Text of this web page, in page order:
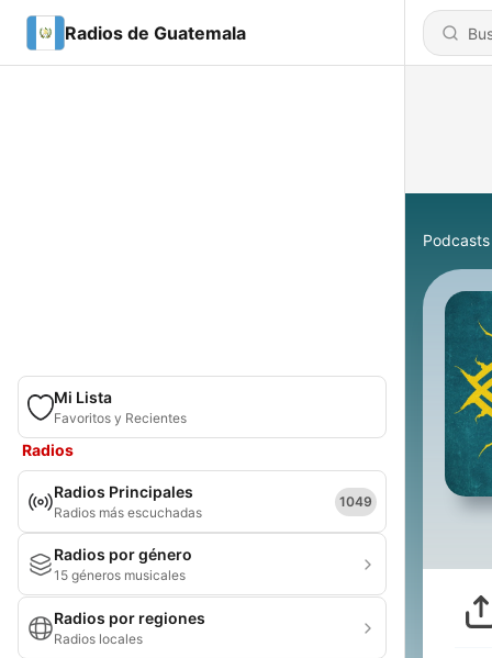
Radios de Guatemala
Mi Lista
Favoritos y Recientes
Radios
Radios Principales
Radios más escuchadas
1049
Radios por género
15 géneros musicales
Radios por regiones
Radios locales
Podcasts